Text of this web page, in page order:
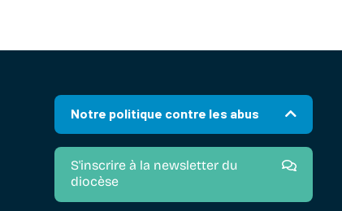
Notre politique contre les abus
S'inscrire à la newsletter du
diocèse